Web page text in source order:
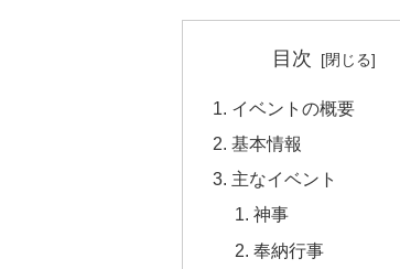
目次
イベントの概要
基本情報
主なイベント
神事
奉納行事